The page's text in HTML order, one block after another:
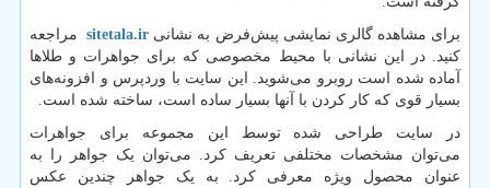
برای مشاهده گالری نمایشی پیش‌فرض به نشانی sitetala.irمراجعه
کنید. در این نشانی با محیط مخصوصی که برای جواهرات و طلاها
آماده شده است روبرو می‌شوید. این سایت با وردپرس و افزونه‌های
بسیار قوی که کار کردن با آنها بسیار ساده است، ساخته شده است
در سایت طراحی شده توسط این مجموعه برای جواهرات
می‌توان مشخصات مختلفی تعریف کرد. می‌توان یک جواهر را به
عنوان محصول ویژه معرفی کرد. به یک جواهر چندین عکس